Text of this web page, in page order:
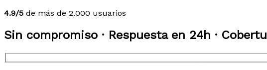
4.9/5 de más de 2.000 usuarios
Sin compromiso · Respuesta en 24h ·